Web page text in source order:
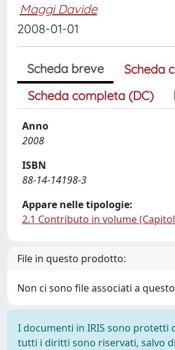
Maggi Davide
2008-01-01
Scheda breve
Scheda
Scheda completa (DC)
Anno
2008
ISBN
88-14-14198-3
Appare nelle tipologie:
2.1 Contributo in volume
File in questo prodotto:
Non ci sono file associati a
I documenti in IRIS sono protetti
tutti i diritti sono riservati, salvo